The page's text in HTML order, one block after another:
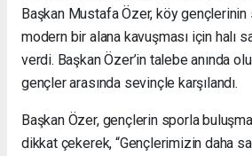
Başkan Mustafa Özer, köy
modern bir alana kavuşması için halı
verdi. Başkan Özer’in talebe anında
gençler arasında sevinçle karşılandı.
Başkan Özer, gençlerin sporla
dikkat çekerek, “Gençlerimizin daha